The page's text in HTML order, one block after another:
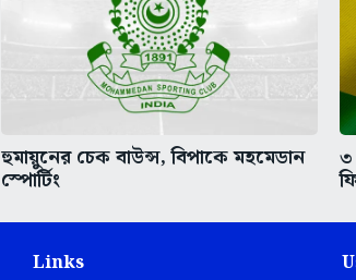
হুমায়ুনের চেক বাউন্স, বিপাকে মহমেডান
স্পোর্টিং
৩
Links